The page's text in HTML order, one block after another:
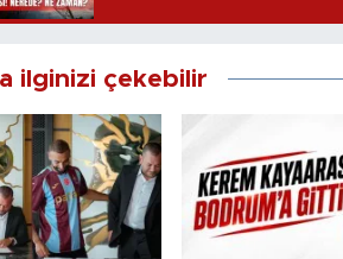
ilginizi çekebilir